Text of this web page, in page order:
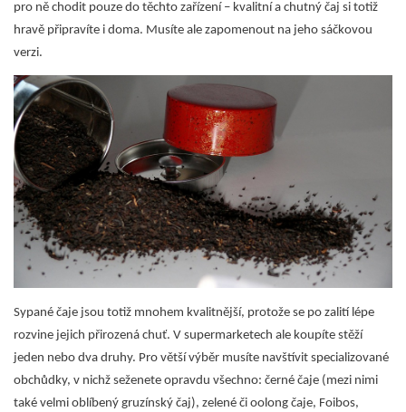
pro ně chodit pouze do těchto zařízení – kvalitní a chutný čaj si totiž
hravě připravíte i doma. Musíte ale zapomenout na jeho sáčkovou
verzi.
Sypané čaje jsou totiž mnohem kvalitnější, protože se po zalití lépe
rozvine jejich přirozená chuť. V supermarketech ale koupíte stěží
jeden nebo dva druhy. Pro větší výběr musíte navštívit specializované
obchůdky, v nichž seženete opravdu všechno: černé čaje (mezi nimi
také velmi oblíbený gruzínský čaj), zelené či oolong čaje, Foibos,